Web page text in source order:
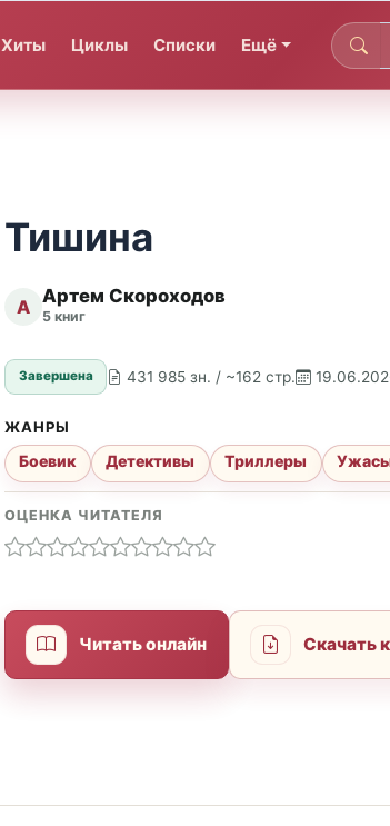
Хиты Циклы Списки Ещё
Тишина
А Артем Скороходов
5 книг
Завершена 431 985 зн. / ~162 стр.
ЖАНРЫ
Боевик Детективы Триллеры
ОЦЕНКА ЧИТАТЕЛЯ
Читать онлайн Скачать